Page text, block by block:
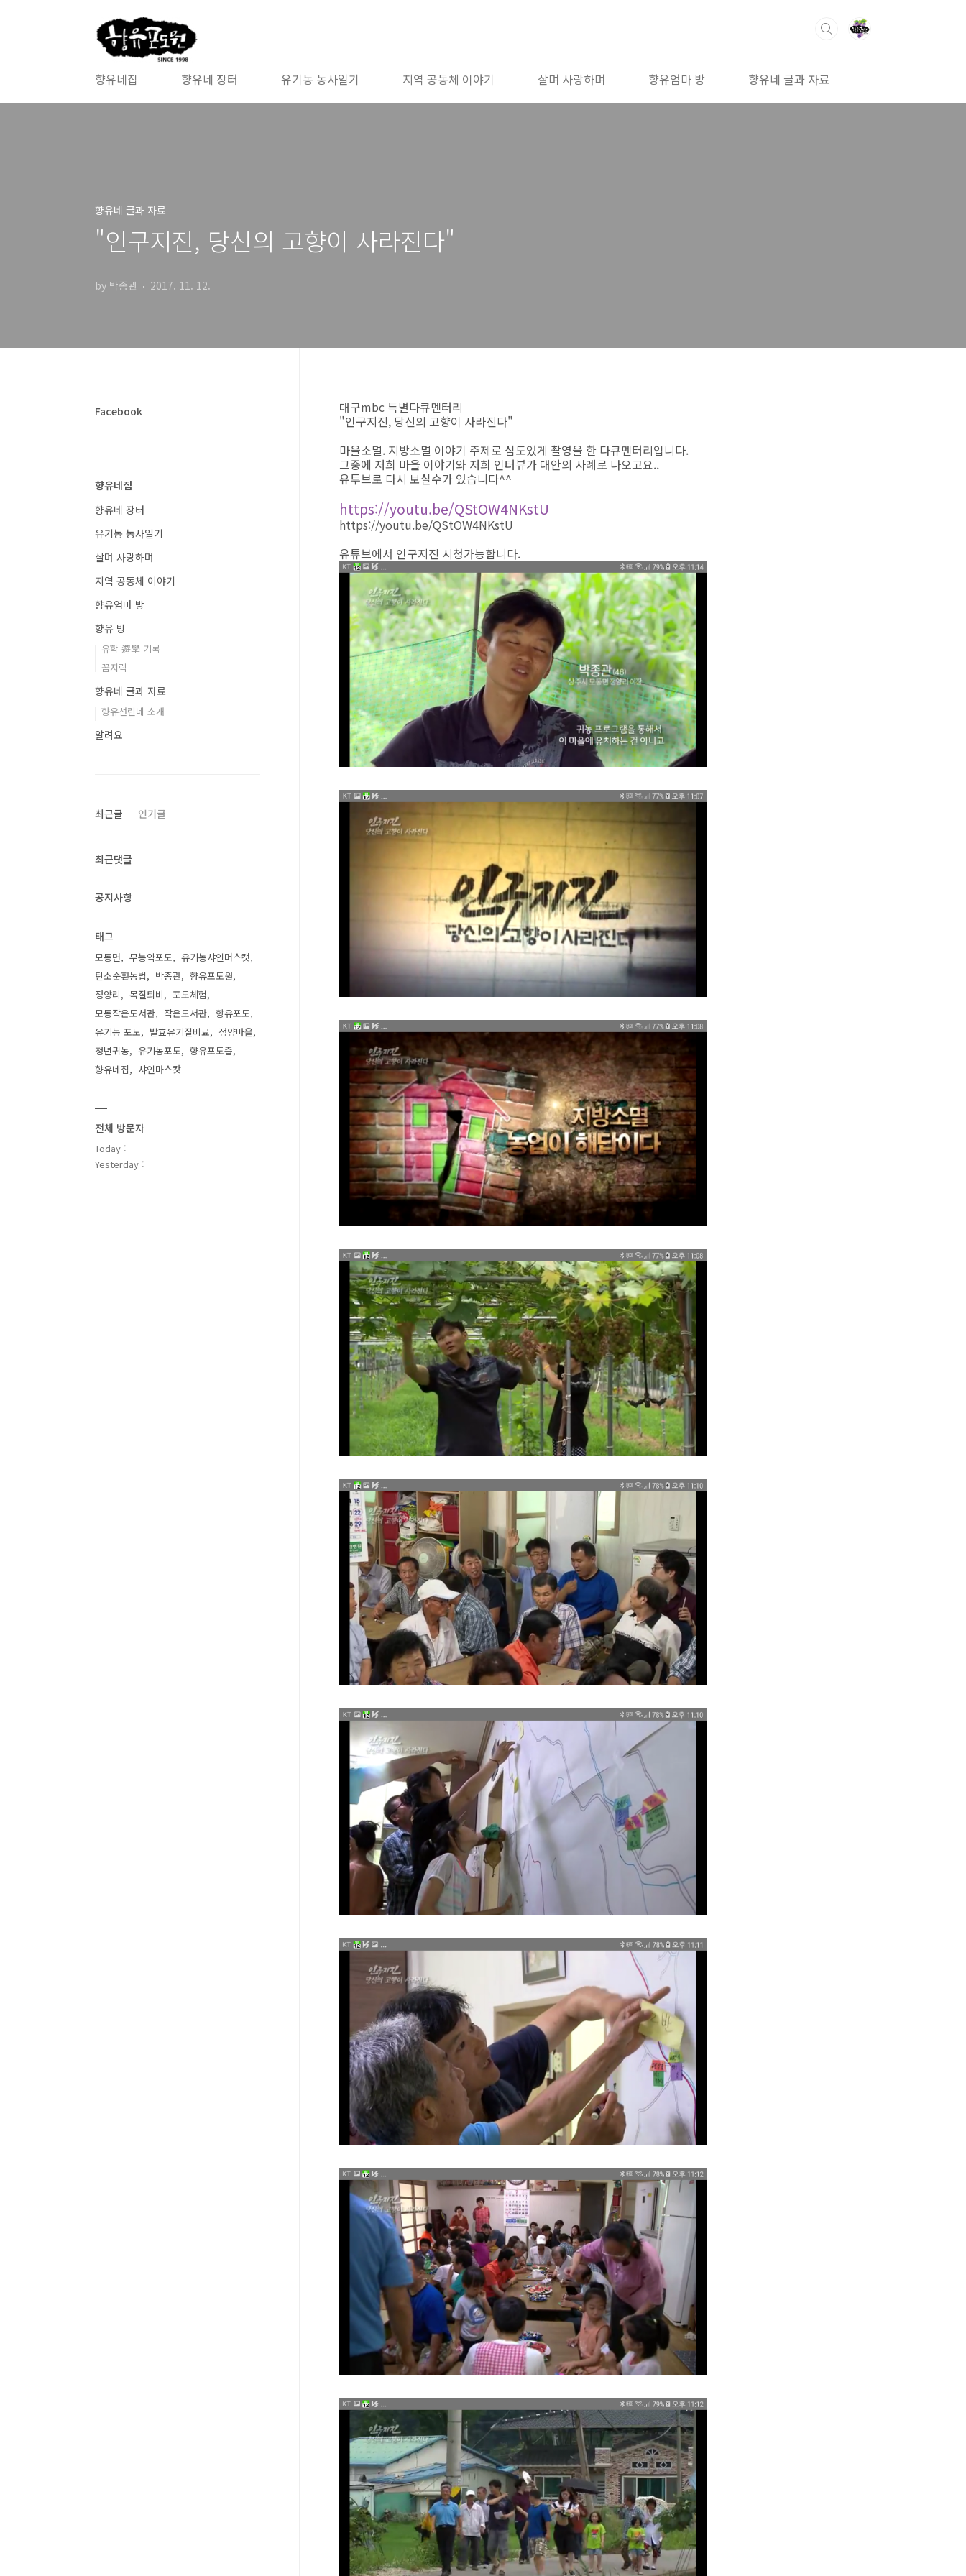
향유네집 향유네 장터 유기농 농사일기 지역 공동체 이야기 살며 사랑하며 향유엄마 방 향유네 글과 자료
향유네 글과 자료
"인구지진, 당신의 고향이 사라진다"
by 박종관 2017. 11. 12.
대구mbc 특별다큐멘터리
"인구지진, 당신의 고향이 사라진다"
마을소멸. 지방소멸 이야기 주제로 심도있게 촬영을 한 다큐멘터리입니다.
그중에 저희 마을 이야기와 저희 인터뷰가 대안의 사례로 나오고요..
유투브로 다시 보실수가 있습니다^^
https://youtu.be/QStOW4NKstU
https://youtu.be/QStOW4NKstU
유튜브에서 인구지진 시청가능합니다.
Facebook
향유네집
향유네 장터
유기농 농사일기
살며 사랑하며
지역 공동체 이야기
향유엄마 방
향유 방
유학 遊學 기록
꼼지락
향유네 글과 자료
향유선린네 소개
알려요
최근글 인기글
최근댓글
공지사항
태그
모동면 무농약포도
유기농샤인머스캣
탄소순환농법
박종관
향유포도원
정양리
목질퇴비
포도체험
모동작은도서관
작은도서관
향유포도
유기농 포도
발효유기질비료
정양마을
청년귀농
유기농포도
향유포도즙
향유네집
샤인마스캇
전체 방문자
Today :
Yesterday :